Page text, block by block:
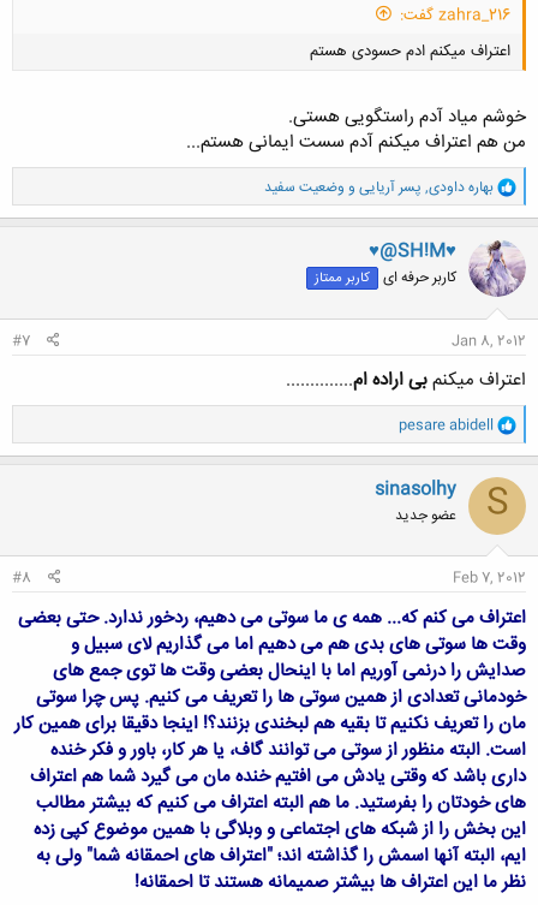
zahra_216 گفت:
اعتراف میکنم ادم حسودی هستم
کلیک کنید تا باز شود...
خوشم میاد آدم راستگویی هستی.
من هم اعتراف میکنم آدم سست ایمانی هستم...
و
ا
ک
ن
ش
ه
ا
بهاره داودی, پسر آریایی و وضعیت سفید
♥@SH!M♥
کاربر حرفه ای کاربر ممتاز
Jan 8, 2012
#7
اعتراف میکنمبی اراده ام..............
و
ا
ک
ن
ش
ه
ا
pesare abidell
S
sinasolhy
عضو جدید
Feb 7, 2012
#8
اعتراف می کنم که... همه ی ما سوتی می دهیم، ردخور ندارد. حتی بعضی
وقت ها سوتی های بدی هم می دهیم اما می گذاریم لای سبیل و
صدایش را درنمی آوریم اما با اینحال بعضی وقت ها توی جمع های
خودمانی تعدادی از همین سوتی ها را تعریف می کنیم. پس چرا سوتی
مان را تعریف نکنیم تا بقیه هم لبخندی بزنند؟! اینجا دقیقا برای همین کار
است. البته منظور از سوتی می توانند گاف، یا هر کار، باور و فکر خنده
داری باشد که وقتی یادش می افتیم خنده مان می گیرد شما هم اعتراف
های خودتان را بفرستید. ما هم البته اعتراف می کنیم که بیشتر مطالب
این بخش را از شبکه های اجتماعی و وبلاگی با همین موضوع کپی زده
ایم، البته آنها اسمش را گذاشته اند؛ "اعتراف های احمقانه شما" ولی به
نظر ما این اعتراف ها بیشتر صمیمانه هستند تا احمقانه!